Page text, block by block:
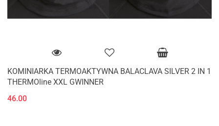
KOMINIARKA TERMOAKTYWNA BALACLAVA SILVER 2 IN 1
THERMOline XXL GWINNER
46.00